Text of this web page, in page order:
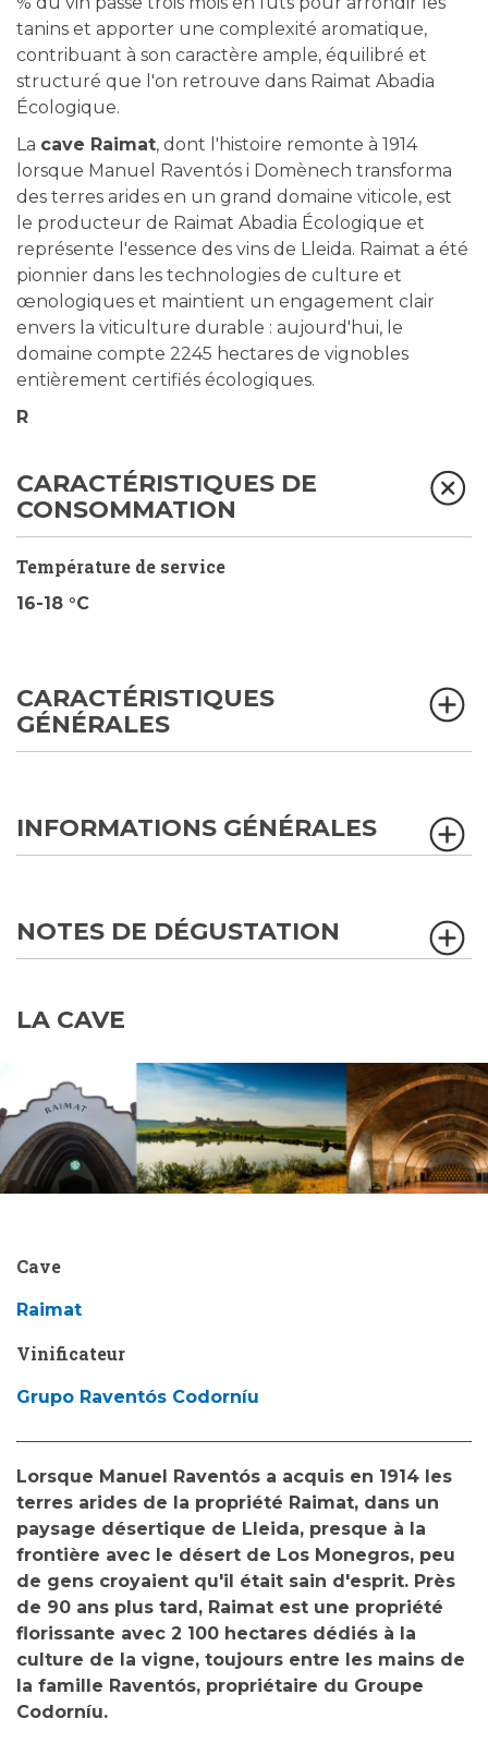
tanins et apporter une complexité aromatique,
contribuant à son caractère ample, équilibré et
structuré que l'on retrouve dans Raimat Abadia
Écologique.
La cave Raimat, dont l'histoire remonte à 1914
lorsque Manuel Raventós i Domènech transforma
des terres arides en un grand domaine viticole, est
le producteur de Raimat Abadia Écologique et
représente l'essence des vins de Lleida. Raimat a été
pionnier dans les technologies de culture et
œnologiques et maintient un engagement clair
envers la viticulture durable : aujourd'hui, le
domaine compte 2245 hectares de vignobles
entièrement certifiés écologiques.
R
CARACTÉRISTIQUES DE
CONSOMMATION
Température de service
16-18 °C
CARACTÉRISTIQUES
GÉNÉRALES
INFORMATIONS GÉNÉRALES
NOTES DE DÉGUSTATION
LA CAVE
Cave
Raimat
Vinificateur
Grupo Raventós Codorníu
Lorsque Manuel Raventós a acquis en 1914 les
terres arides de la propriété Raimat, dans un
paysage désertique de Lleida, presque à la
frontière avec le désert de Los Monegros, peu
de gens croyaient qu'il était sain d'esprit. Près
de 90 ans plus tard, Raimat est une propriété
florissante avec 2 100 hectares dédiés à la
culture de la vigne, toujours entre les mains de
la famille Raventós, propriétaire du Groupe
Codorníu.